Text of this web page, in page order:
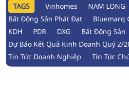
TAGS Vinhomes NAM LONG
Bất Động Sản Phát Đạt
Bluemarq
KDH
PDR DXG
Bất Động Sản
Dự Báo Kết Quả Kinh Doanh Quý 2/
Tin Tức Doanh Nghiệp
Tin Tức